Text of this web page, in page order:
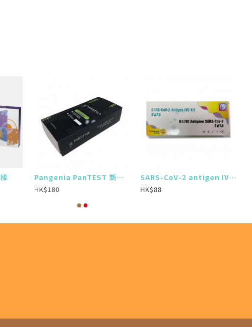
Pangenia PanTEST 新冠病毒抗原快速測試 (缺貨中)
HK$180
SARS-CoV-2 antigen IVD kit 新冠病毒抗原快速測試盒(12盒$816)
HK$88